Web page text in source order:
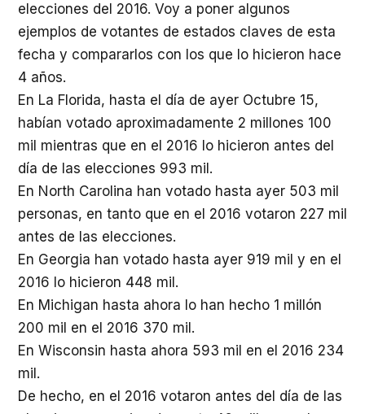
elecciones del 2016. Voy a poner algunos
ejemplos de votantes de estados claves de esta
fecha y compararlos con los que lo hicieron hace
4 años.
En La Florida, hasta el día de ayer Octubre 15,
habían votado aproximadamente 2 millones 100
mil mientras que en el 2016 lo hicieron antes del
día de las elecciones 993 mil.
En North Carolina han votado hasta ayer 503 mil
personas, en tanto que en el 2016 votaron 227 mil
antes de las elecciones.
En Georgia han votado hasta ayer 919 mil y en el
2016 lo hicieron 448 mil.
En Michigan hasta ahora lo han hecho 1 millón
200 mil en el 2016 370 mil.
En Wisconsin hasta ahora 593 mil en el 2016 234
mil.
De hecho, en el 2016 votaron antes del día de las